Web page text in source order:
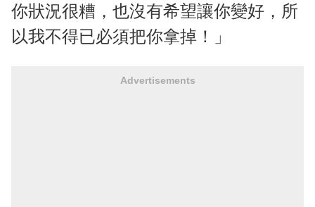
你狀況很糟，也沒有希望讓你變好，所
以我不得已必須把你拿掉！」
Advertisements